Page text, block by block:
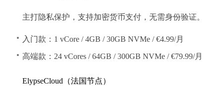
主打隐私保护，支持加密货币支付，无需身份验证。
入门款：1 vCore / 4GB / 30GB NVMe / €4.99/月
高端款：24 vCores / 64GB / 300GB NVMe / €79.99/月
ElypseCloud（法国节点）